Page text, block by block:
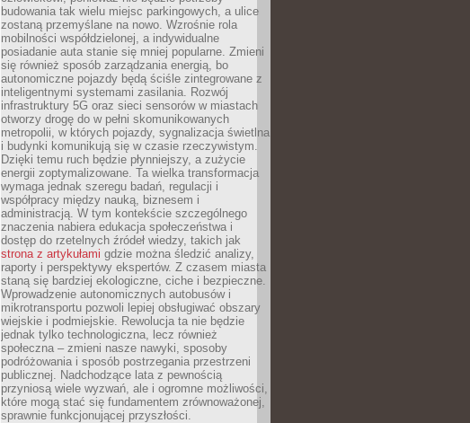
budowania tak wielu miejsc parkingowych, a ulice
zostaną przemyślane na nowo. Wzrośnie rola
mobilności współdzielonej, a indywidualne
posiadanie auta stanie się mniej popularne. Zmieni
się również sposób zarządzania energią, bo
autonomiczne pojazdy będą ściśle zintegrowane z
inteligentnymi systemami zasilania. Rozwój
infrastruktury 5G oraz sieci sensorów w miastach
otworzy drogę do w pełni skomunikowanych
metropolii, w których pojazdy, sygnalizacja świetlna
i budynki komunikują się w czasie rzeczywistym.
Dzięki temu ruch będzie płynniejszy, a zużycie
energii zoptymalizowane. Ta wielka transformacja
wymaga jednak szeregu badań, regulacji i
współpracy między nauką, biznesem i
administracją. W tym kontekście szczególnego
znaczenia nabiera edukacja społeczeństwa i
dostęp do rzetelnych źródeł wiedzy, takich jak
strona z artykułami gdzie można śledzić analizy,
raporty i perspektywy ekspertów. Z czasem miasta
staną się bardziej ekologiczne, ciche i bezpieczne.
Wprowadzenie autonomicznych autobusów i
mikrotransportu pozwoli lepiej obsługiwać obszary
wiejskie i podmiejskie. Rewolucja ta nie będzie
jednak tylko technologiczna, lecz również
społeczna – zmieni nasze nawyki, sposoby
podróżowania i sposób postrzegania przestrzeni
publicznej. Nadchodzące lata z pewnością
przyniosą wiele wyzwań, ale i ogromne możliwości,
które mogą stać się fundamentem zrównoważonej,
sprawnie funkcjonującej przyszłości.